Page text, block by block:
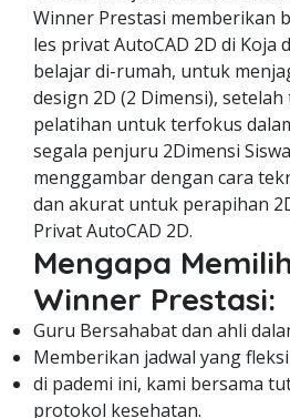
Winner Prestasi memberikan
les privat AutoCAD 2D di Koja
belajar di-rumah, untuk
design 2D (2 Dimensi),
pelatihan untuk terfokus
segala penjuru 2Dimensi
menggambar dengan cara
dan akurat untuk perapihan
Privat AutoCAD 2D.
Mengapa
Winner Prestasi:
Guru Bersahabat dan ahli
Memberikan jadwal yang
di pademi ini, kami bersama
protokol kesehatan.